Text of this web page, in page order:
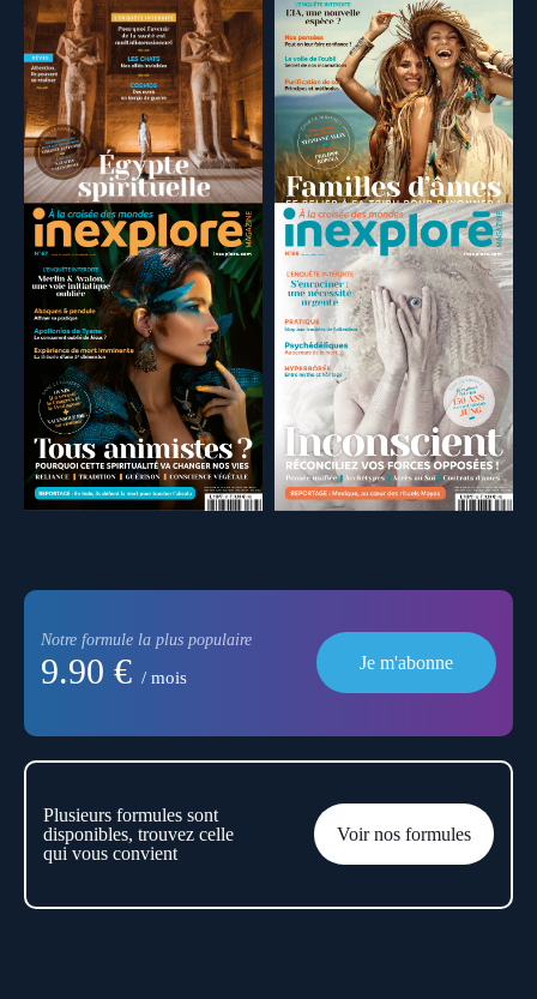
Notre formule la plus populaire
9.90 € / mois
Je m'abonne
Plusieurs formules sont
disponibles, trouvez celle
qui vous convient
Voir nos formules